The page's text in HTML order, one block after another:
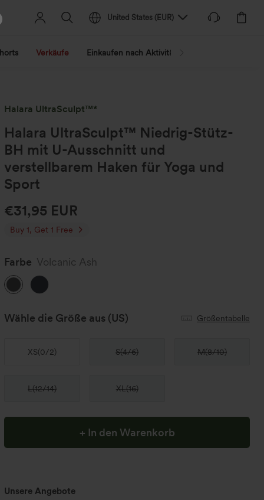
United States ( EUR)
Verkäufe Einkaufen nach Aktivität
Halara UltraSculpt™*
Halara UltraSculpt™ Niedrig-Stütz-
BH mit U-Ausschnitt und
verstellbarem Haken für Yoga und
Sport
€31,95 EUR
Buy 1, Get 1 Free
Farbe Volcanic Ash
Wähle die Größe aus (US) Größentabelle
XS(0/2) S(4/6) M(8/10)
L(12/14) XL(16)
+ In den Warenkorb
Unsere Angebote